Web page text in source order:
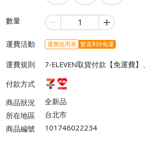
數量
運費活動 運費抵用券 驚喜$99免運
運費規則
7-ELEVEN取貨付款【免運費
貨付款【免運費】
付款方式
商品狀況
全新品
所在地區
台北市
商品編號
101746022234